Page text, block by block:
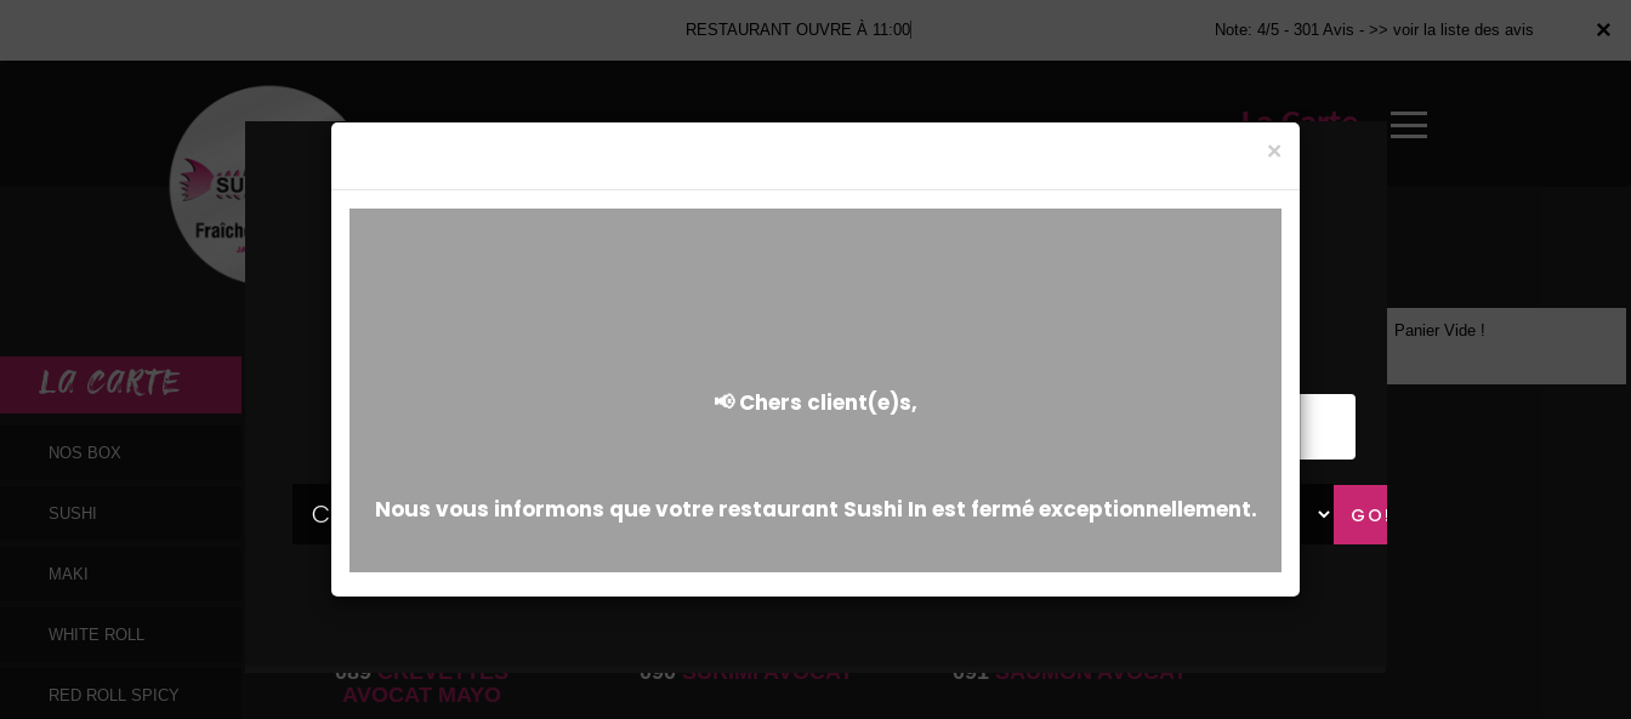
×
RESTAURANT OUVRE À 11:00 Note: 4/5 - 301 Avis - >> voir la liste des avis
La Carte
×
LA CARTE
NOS BOX
SUSHI
MAKI
WHITE ROLL
RED ROLL SPICY
Riz enroulé d'avocat
089 CREVETTES
AVOCAT MAYO
090 SURIMI AVOCAT 091 SAUMON AVOCAT
Panier Vide !
×